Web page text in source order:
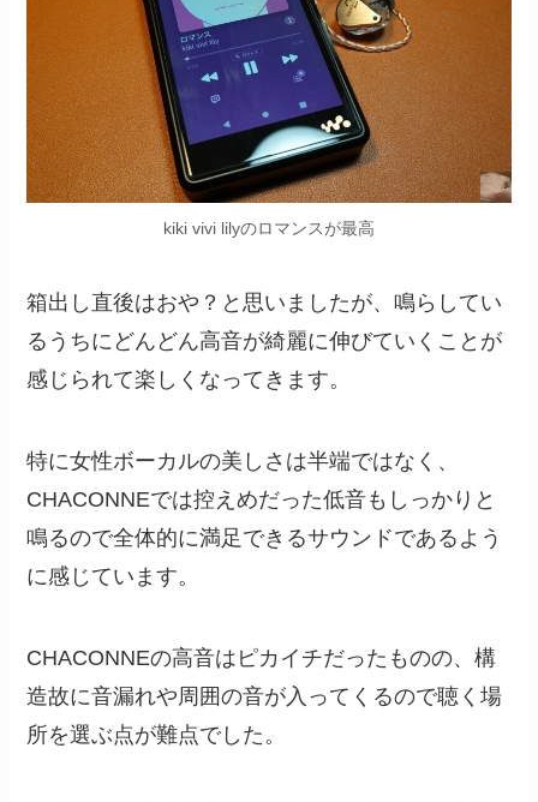
kiki vivi lilyのロマンスが最高
箱出し直後はおや？と思いましたが、鳴らしてい
るうちにどんどん高音が綺麗に伸びていくことが
感じられて楽しくなってきます。
特に女性ボーカルの美しさは半端ではなく、
CHACONNEでは控えめだった低音もしっかりと
鳴るので全体的に満足できるサウンドであるよう
に感じています。
CHACONNEの高音はピカイチだったものの、構
造故に音漏れや周囲の音が入ってくるので聴く場
所を選ぶ点が難点でした。